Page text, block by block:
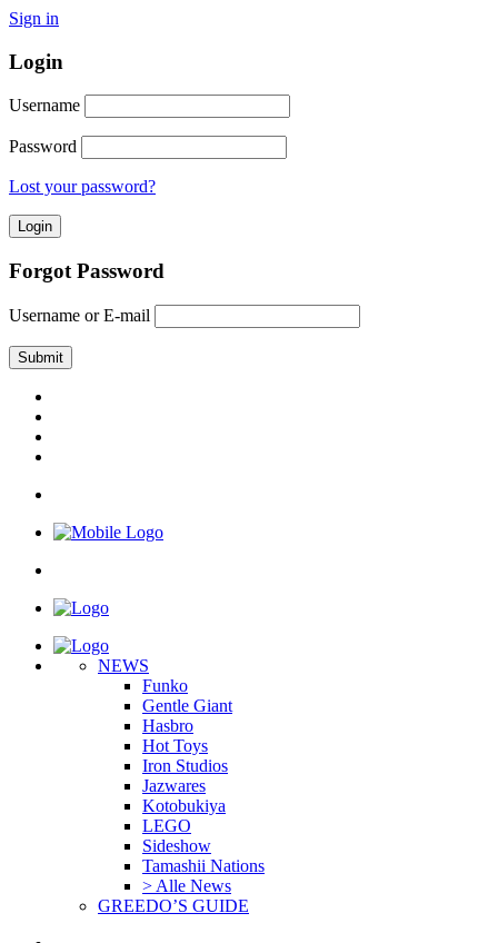
Sign in
Login
Username
Password
Lost your password?
Forgot Password
Username or E-mail
NEWS
Funko
Gentle Giant
Hasbro
Hot Toys
Iron Studios
Jazwares
Kotobukiya
LEGO
Sideshow
Tamashii Nations
> Alle News
GREEDO’S GUIDE